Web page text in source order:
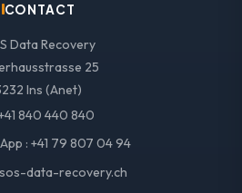
CONTACT
Data Recovery
25
Ins (Anet)
840 440 840
: +41 79 807 04 94
data-recovery.ch